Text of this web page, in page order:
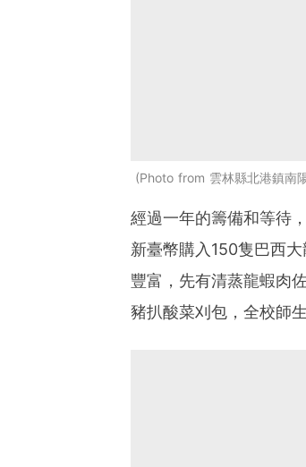
Photo from 雲林縣北港鎮南
經過一年的籌備和等待
新臺幣購入150隻巴西
豐富，先有清蒸龍蝦肉
豬扒酸菜刈包，全校師